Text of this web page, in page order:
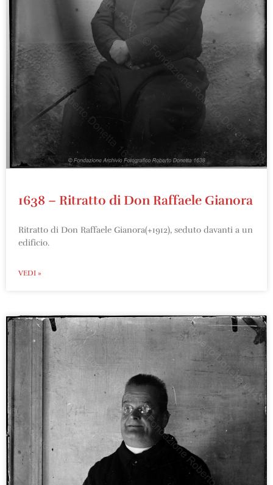
1638 – Ritratto di Don Raffaele Gianora
Ritratto di Don Raffaele Gianora(+1912), seduto davanti a un
edificio.
VEDI »